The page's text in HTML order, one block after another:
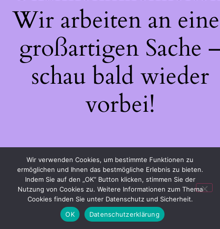
Wir arbeiten an
großartigen Sache
schau bald wieder
vorbei!
Wir verwenden Cookies, um bestimmte Funktionen zu
ermöglichen und Ihnen das bestmögliche Erlebnis zu bieten.
Indem Sie auf den „OK“ Button klicken, stimmen Sie der
Nutzung von Cookies zu. Weitere Informationen zum Thema
Cookies finden Sie unter Datenschutz und Sicherheit.
OK
Datenschutzerklärung